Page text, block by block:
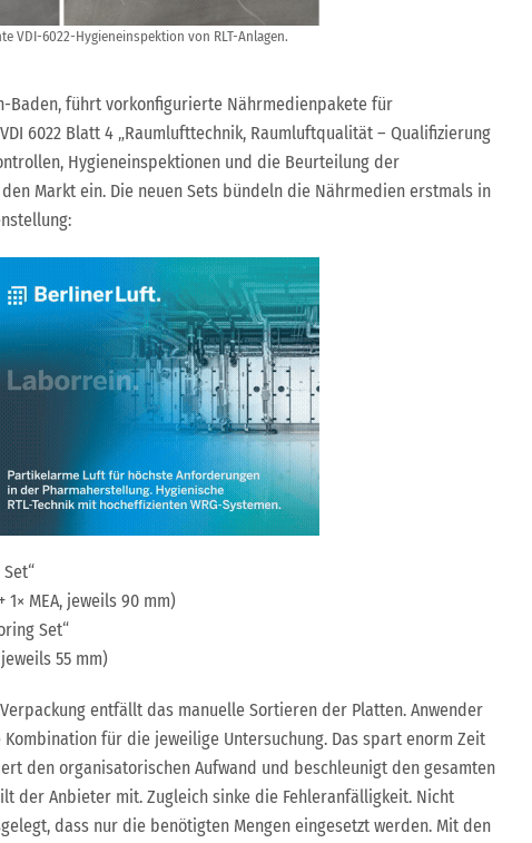
VDI-6022-Hygieneinspektion von RLT-Anlagen.
Baden, führt vorkonfigurierte Nährmedienpakete für
6022 Blatt 4 „Raumlufttechnik, Raumluftqualität – Qualifizierung
Hygieneinspektionen und die Beurteilung der
Markt ein. Die neuen Sets bündeln die Nährmedien erstmals in
1× MEA, jeweils 90 mm)
Set“
jeweils 55 mm)
entfällt das manuelle Sortieren der Platten. Anwender
für die jeweilige Untersuchung. Das spart enorm Zeit
den organisatorischen Aufwand und beschleunigt den gesamten
der Anbieter mit. Zugleich sinke die Fehleranfälligkeit. Nicht
dass nur die benötigten Mengen eingesetzt werden. Mit den